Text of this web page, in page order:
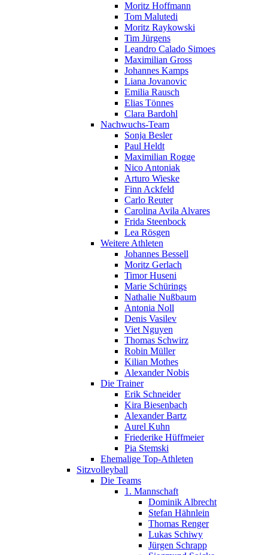
Moritz Hoffmann
Tom Malutedi
Moritz Raykowski
Tim Jürgens
Leandro Calado Simoes
Maximilian Gross
Johannes Kamps
Liana Jovanovic
Emilia Rausch
Elias Tönnes
Clara Bardohl
Nachwuchs-Team
Sonja Besler
Paul Heldt
Maximilian Rogge
Nico Antoniak
Arturo Wieske
Finn Ackfeld
Carlo Reuter
Carolina Avila Alvares
Frida Steenbock
Lea Rösgen
Weitere Athleten
Johannes Bessell
Moritz Gerlach
Timor Huseni
Marie Schürings
Nathalie Nußbaum
Antonia Noll
Denis Vasilev
Viet Nguyen
Thomas Schwirz
Robin Müller
Kilian Mothes
Alexander Nobis
Die Trainer
Erik Schneider
Kira Biesenbach
Alexander Bartz
Aurel Kuhn
Friederike Hüffmeier
Pia Stemski
Ehemalige Top-Athleten
Sitzvolleyball
Die Teams
1. Mannschaft
Dominik Albrecht
Stefan Hähnlein
Thomas Renger
Lukas Schiwy
Jürgen Schrapp